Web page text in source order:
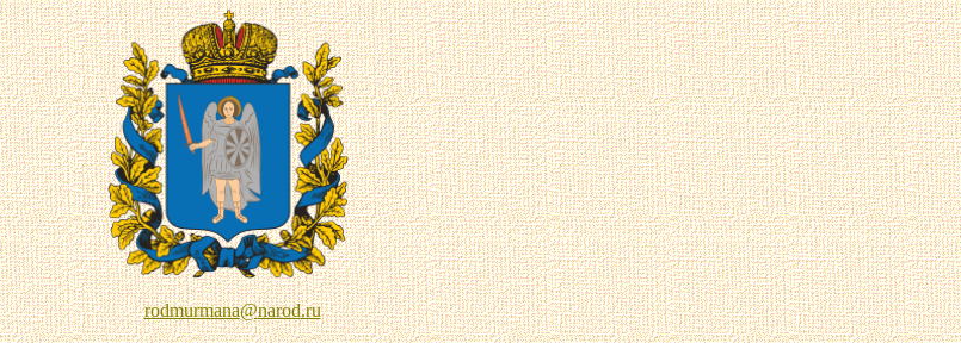
rodmurmana@narod.ru